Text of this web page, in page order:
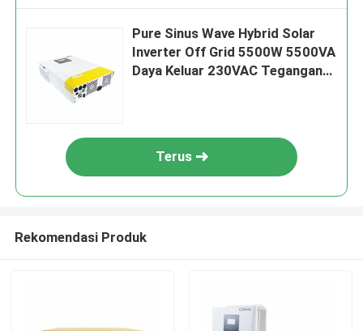
Pure Sinus Wave Hybrid Solar
Inverter Off Grid 5500W 5500VA
Daya Keluar 230VAC Tegangan
Terus
Rekomendasi Produk